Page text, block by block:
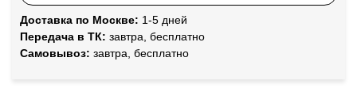
Доставка по Москве: 1-5 дней
Передача в ТК: завтра, бесплатно
Самовывоз: завтра, бесплатно